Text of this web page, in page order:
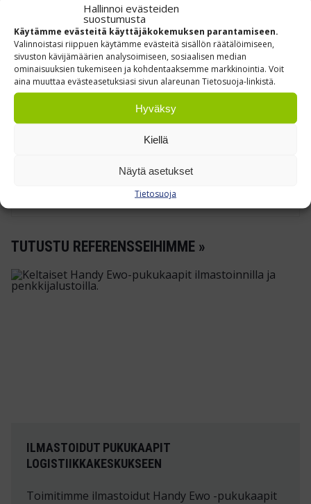
Hallinnoi evästeiden
suostumusta
Käytämme evästeitä käyttäjäkokemuksen parantamiseen.
Valinnoistasi riippuen käytämme evästeitä sisällön räätälöimiseen,
sivuston kävijämäärien analysoimiseen, sosiaalisen median
ominaisuuksien tukemiseen ja kohdentaaksemme markkinointia. Voit
aina muuttaa evästeasetuksiasi sivun alareunan Tietosuoja-linkistä.
Hyväksy
Kiellä
Näytä asetukset
Tietosuoja
olosuhteet.
HELPPO KÄSITELLÄ – SUJUVA LOGISTIIKKA
Muotoillut otekahvat lyhyillä sivuilla –
Sileä sisäpinta – nopea puhdistaa vedellä ja
hyllystapeterin standardi­mitoituksiin.
TUTUSTU REFERENSSEIHIMME »
ILMASTOIDUT PUKUKAAPIT
LOGISTIIKKAKESKUKSEEN
Toimitimme ilmastoidut Handy Ewo -pukukaapit